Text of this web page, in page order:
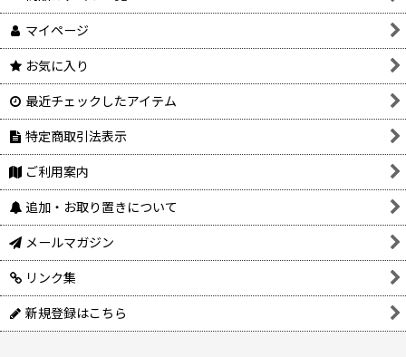
マイページ
お気に入り
最近チェックしたアイテム
特定商取引法表示
ご利用案内
追加・お取り置きについて
メールマガジン
リンク集
新規登録はこちら